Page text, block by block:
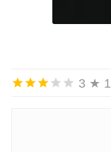
3 ★ 1